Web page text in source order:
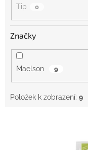
Tip 0
Značky
Maelson 9
Položek k zobrazení: 9